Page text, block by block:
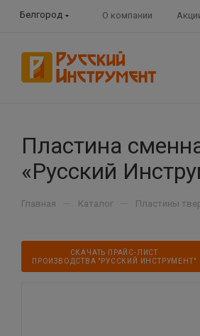
Белгород О компании
Пластина
«Русский
Главная Каталог Пластины
СКАЧАТЬ ПРАЙС-ЛИСТ
ПРОИЗВОДСТВА "РУССКИЙ ИНСТРУМЕНТ"